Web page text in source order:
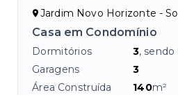
Jardim Novo Horizonte -
Casa em Condomínio
Dormitórios 3, sendo
Garagens
3
Área Construída
140m²